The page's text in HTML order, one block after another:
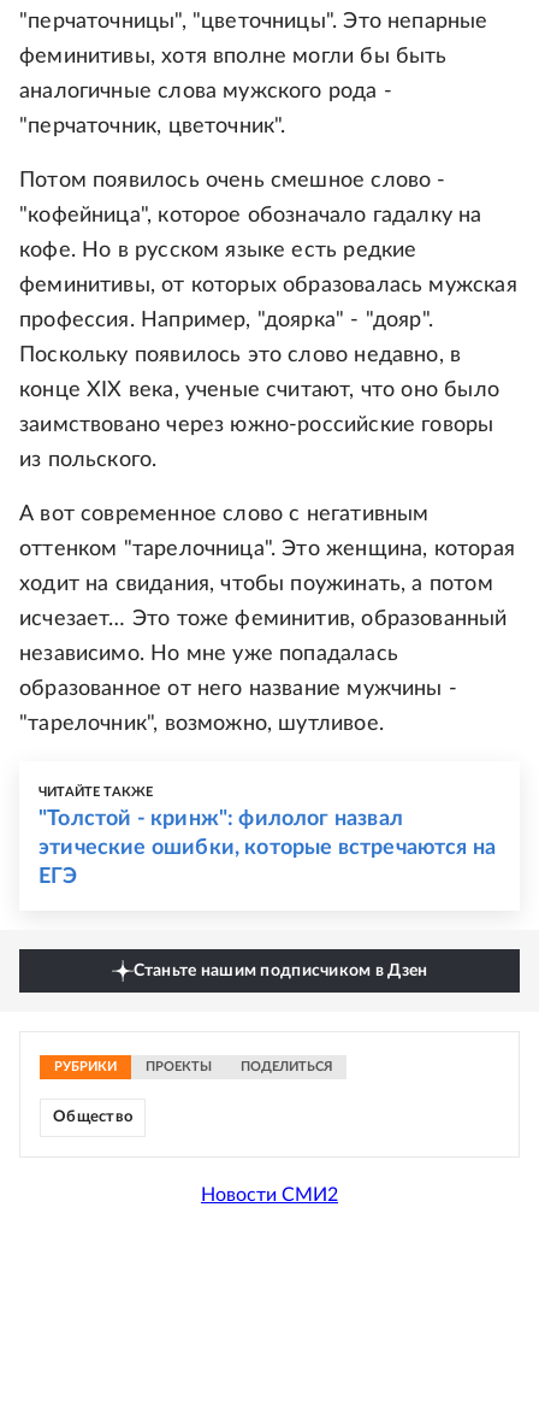
"перчаточницы", "цветочницы". Это непарные
феминитивы, хотя вполне могли бы быть
аналогичные слова мужского рода -
"перчаточник, цветочник".
Потом появилось очень смешное слово -
"кофейница", которое обозначало гадалку на
кофе. Но в русском языке есть редкие
феминитивы, от которых образовалась мужская
профессия. Например, "доярка" - "дояр".
Поскольку появилось это слово недавно, в
конце XIX века, ученые считают, что оно было
заимствовано через южно-российские говоры
из польского.
А вот современное слово с негативным
оттенком "тарелочница". Это женщина, которая
ходит на свидания, чтобы поужинать, а потом
исчезает… Это тоже феминитив, образованный
независимо. Но мне уже попадалась
образованное от него название мужчины -
"тарелочник", возможно, шутливое.
ЧИТАЙТЕ ТАКЖЕ
"Толстой - кринж": филолог назвал
этические ошибки, которые встречаются на
ЕГЭ
Станьте нашим подписчиком в Дзен
РУБРИКИ ПРОЕКТЫ ПОДЕЛИТЬСЯ
Общество
Новости СМИ2